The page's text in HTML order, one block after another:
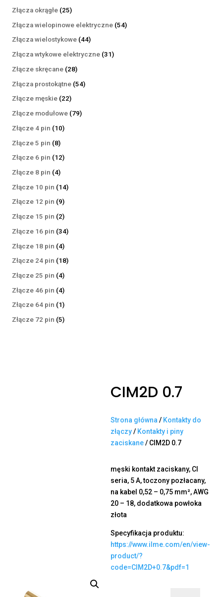
Złącza okrągłe 2525
produktów
Złącza wielopinowe elektryczne 5454
Złącza wielostykowe 4444
produkty
Złącza wtykowe elektryczne 3131
Złącze skręcane 2828
produktów
Złącza prostokątne 5454
Złącze męskie 2222
produkty
Złącze modułowe 7979
Złącze 4 pin 1010
Złącze 5 pin 88
produktów
Złącze 6 pin 1212
Złącze 8 pin 44
produkty
Złącze 10 pin 1414
Złącze 12 pin 99
produktów
Złącze 15 pin 22
produkty
Złącze 16 pin 3434
Złącze 18 pin 44
produkty
Złącze 24 pin 1818
Złącze 25 pin 44
produkty
Złącze 46 pin 44
produkty
Złącze 64 pin 11
produkt
Złącze 72 pin 55
CIM2D 0.7
Strona główna / Kontakty do
złączy/ Kontakty i piny
zaciskane/ CIM2D 0.7
męski kontakt zaciskany, CI
seria, 5 A, toczony pozłacany,
na kabel 0,52 – 0,75 mm², AWG
20 – 18, dodatkowa powłoka
złota
Specyfikacja produktu:
https://www.ilme.com/en/view-
product/?
code=CIM2D+0.7&pdf=1